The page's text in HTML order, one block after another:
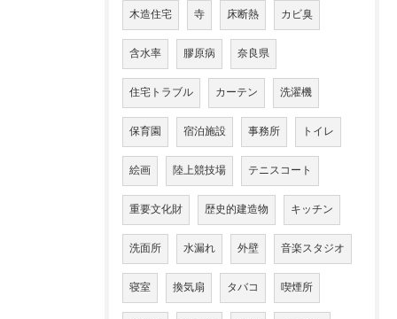
木造住宅 寺 床断熱 カビ臭
含水率 膠原病 奈良県
住宅トラブル カーテン 洗濯機
保育園 宿泊施設 事務所 トイレ
絵画 陸上競技場 テニスコート
重要文化財 歴史的建造物 キッチン
洗面所 水漏れ 外壁 音楽スタジオ
寝室 換気扇 タバコ 喫煙所